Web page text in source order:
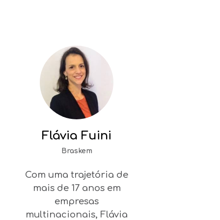
Flávia Fuini
Braskem
Com uma trajetória de
mais de 17 anos em
empresas
multinacionais, Flávia